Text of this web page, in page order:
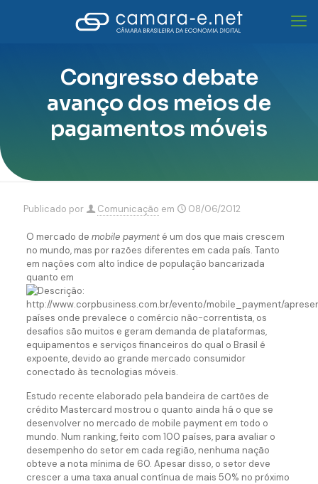
Congresso debate
avanço dos meios de
pagamentos móveis
Publicado por Comunicação em 08/06/2012
O mercado de mobile paymenté um dos que mais crescem
no mundo, mas por razões diferentes em cada país. Tanto
em nações com alto índice de população bancarizada
quanto em
países onde prevalece o comércio não-correntista, os
desafios são muitos e geram demanda de plataformas,
equipamentos e serviços financeiros do qual o Brasil é
expoente, devido ao grande mercado consumidor
conectado às tecnologias móveis.
Estudo recente elaborado pela bandeira de cartões de
crédito Mastercard mostrou o quanto ainda há o que se
desenvolver no mercado de mobile payment em todo o
mundo. Num ranking, feito com 100 países, para avaliar o
desempenho do setor em cada região, nenhuma nação
obteve a nota mínima de 60. Apesar disso, o setor deve
crescer a uma taxa anual contínua de mais 50% no próximo